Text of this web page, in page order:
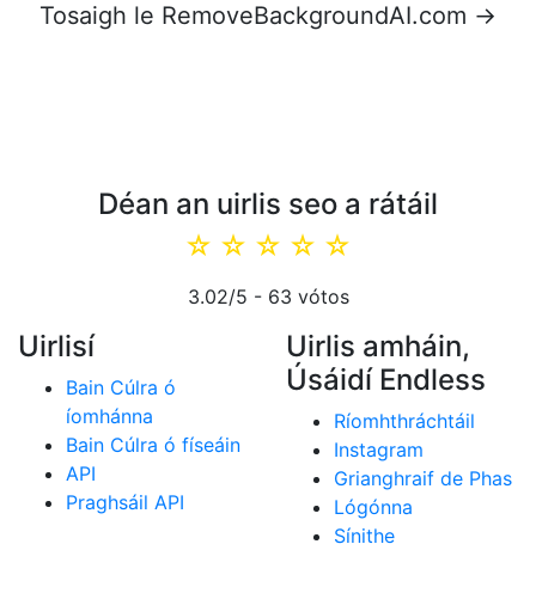
Tosaigh le RemoveBackgroundAI.com →
Déan an uirlis seo a rátáil
☆
☆
☆
☆
☆
3.02/5 - 63 vótos
Uirlisí
Bain Cúlra ó
íomhánna
Bain Cúlra ó físeáin
API
Praghsáil API
Uirlis amháin,
Úsáidí Endless
Ríomhthráchtáil
Instagram
Grianghraif de Phas
Lógónna
Sínithe